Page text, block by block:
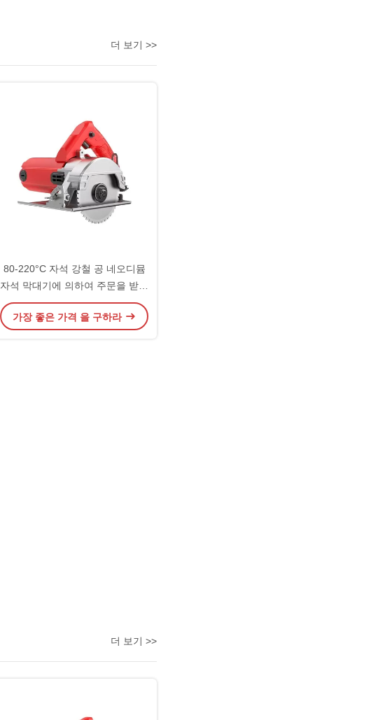
더 보기 >>
80-220°C 자석 강철 공 네오디뮴
자석 막대기에 의하여 주문을 받아
서 만들어지는 디자인 안정
가장 좋은 가격 을 구하라
더 보기 >>